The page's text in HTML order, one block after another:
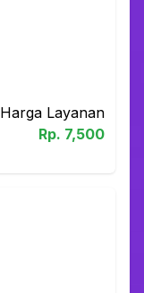
Harga Layanan
Rp. 7,500